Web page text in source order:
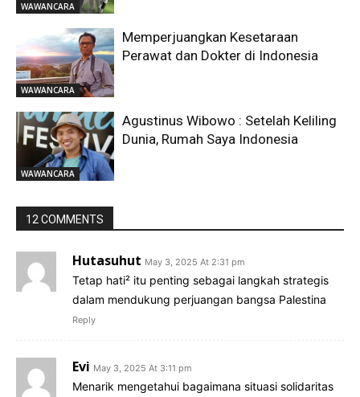
WAWANCARA
WAWANCARA
Memperjuangkan Kesetaraan
Perawat dan Dokter di Indonesia
WAWANCARA
Agustinus Wibowo : Setelah Keliling
Dunia, Rumah Saya Indonesia
12 COMMENTS
Hutasuhut May 3, 2025 At 2:31 pm
Tetap hati² itu penting sebagai langkah strategis
dalam mendukung perjuangan bangsa Palestina
Reply
Evi May 3, 2025 At 3:11 pm
Menarik mengetahui bagaimana situasi solidaritas